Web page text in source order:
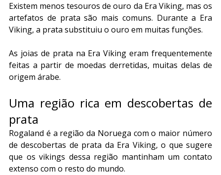
Existem menos tesouros de ouro da Era Viking, mas os
artefatos de prata são mais comuns. Durante a Era
Viking, a prata substituiu o ouro em muitas funções.
As joias de prata na Era Viking eram frequentemente
feitas a partir de moedas derretidas, muitas delas de
origem árabe.
Uma região rica em descobertas de
prata
Rogaland é a região da Noruega com o maior número
de descobertas de prata da Era Viking, o que sugere
que os vikings dessa região mantinham um contato
extenso com o resto do mundo.